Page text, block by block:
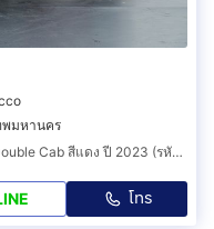
พมหานคร
Toyota Hilux Revo Rocco 2.4 Prerunner Double Cab สีแดง ปี 2023 (รหัส 128v52)
โทร